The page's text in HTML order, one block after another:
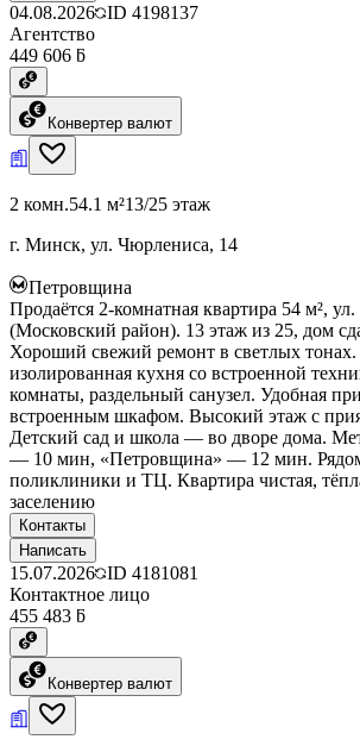
04.08.2026 ID 4198137
Агентство
449 606 ƃ
Конвертер валют
2 комн.54.1 м²13/25 этаж
г. Минск, ул. Чюрлениса, 14
Петровщина
Продаётся 2-комнатная квартира 54 м²,
(Московский район). 13 этаж из 25, дом
Хороший свежий ремонт в светлых тонах.
изолированная кухня со встроенной
комнаты, раздельный санузел. Удобная
встроенным шкафом. Высокий этаж с
Детский сад и школа — во дворе дома.
— 10 мин, «Петровщина» — 12 мин.
поликлиники и ТЦ. Квартира чистая,
заселению
Контакты
Написать
15.07.2026 ID 4181081
Контактное лицо
455 483 ƃ
Конвертер валют